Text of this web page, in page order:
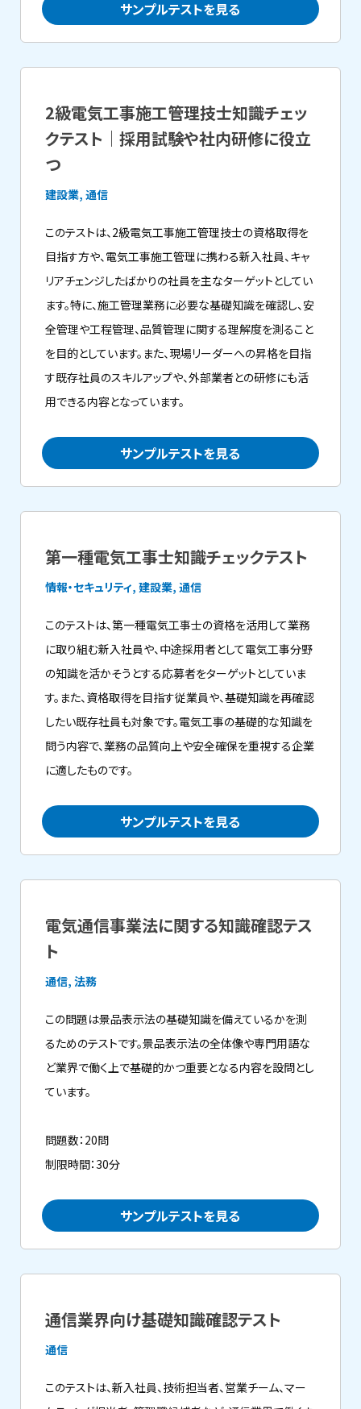
サンプルテストを見る
2級電気工事施工管理技士知識チェッ
クテスト｜採用試験や社内研修に役立
つ
建設業, 通信
このテストは、2級電気工事施工管理技士の資格取得を
目指す方や、電気工事施工管理に携わる新入社員、キャ
リアチェンジしたばかりの社員を主なターゲットとしてい
ます。特に、施工管理業務に必要な基礎知識を確認し、安
全管理や工程管理、品質管理に関する理解度を測ること
を目的としています。また、現場リーダーへの昇格を目指
す既存社員のスキルアップや、外部業者との研修にも活
用できる内容となっています。
サンプルテストを見る
第一種電気工事士知識チェックテスト
情報・セキュリティ, 建設業, 通信
このテストは、第一種電気工事士の資格を活用して業務
に取り組む新入社員や、中途採用者として電気工事分野
の知識を活かそうとする応募者をターゲットとしていま
す。また、資格取得を目指す従業員や、基礎知識を再確認
したい既存社員も対象です。電気工事の基礎的な知識を
問う内容で、業務の品質向上や安全確保を重視する企業
に適したものです。
サンプルテストを見る
電気通信事業法に関する知識確認テス
ト
通信, 法務
この問題は景品表示法の基礎知識を備えているかを測
るためのテストです。景品表示法の全体像や専門用語な
ど業界で働く上で基礎的かつ重要となる内容を設問とし
ています。
問題数：20問
制限時間：30分
サンプルテストを見る
通信業界向け基礎知識確認テスト
通信
このテストは、新入社員、技術担当者、営業チーム、マー